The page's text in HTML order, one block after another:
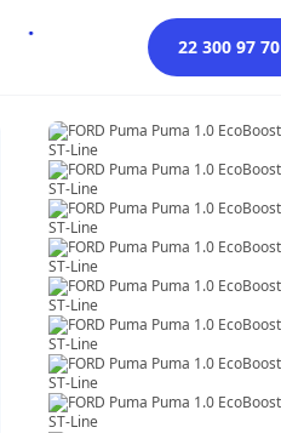
22 300 97 70